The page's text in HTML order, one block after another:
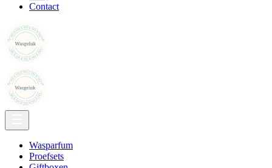
Contact
Wasparfum
Proefsets